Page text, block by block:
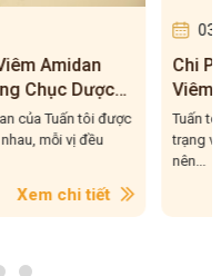
Amidan
Chục Dược
của Tuấn tôi được
mỗi vị đều
Xem chi tiết
03/
Chi
Viêm
Tôi –
Tuấn
trạng
nên...